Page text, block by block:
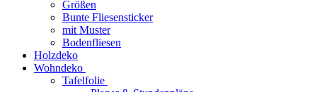
Größen
Bunte Fliesensticker
mit Muster
Bodenfliesen
Holzdeko
Wohndeko
Tafelfolie